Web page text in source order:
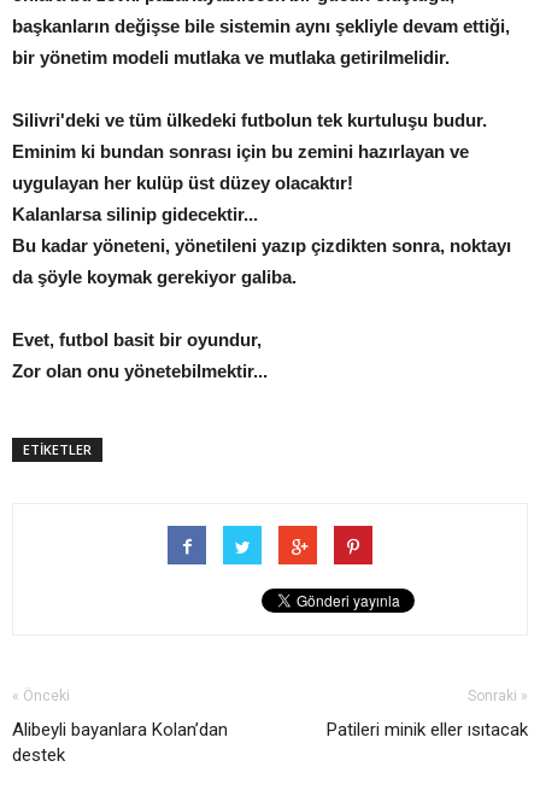
başkanların değişse bile sistemin aynı şekliyle devam ettiği,
bir yönetim modeli mutlaka ve mutlaka getirilmelidir.
Silivri'deki ve tüm ülkedeki futbolun tek kurtuluşu budur.
Eminim ki bundan sonrası için bu zemini hazırlayan ve
uygulayan her kulüp üst düzey olacaktır!
Kalanlarsa silinip gidecektir...
Bu kadar yöneteni, yönetileni yazıp çizdikten sonra, noktayı
da şöyle koymak gerekiyor galiba.
Evet, futbol basit bir oyundur,
Zor olan onu yönetebilmektir...
ETİKETLER
« Önceki
Alibeyli bayanlara Kolan’dan
destek
Sonraki »
Patileri minik eller ısıtacak